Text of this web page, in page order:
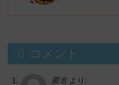
ス】
コメント
匿名 より: